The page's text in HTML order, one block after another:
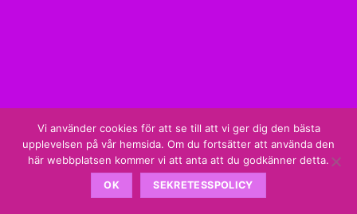
Vi använder cookies för att se till att vi ger dig den bästa
upplevelsen på vår hemsida. Om du fortsätter att använda den
här webbplatsen kommer vi att anta att du godkänner detta.
OK SEKRETESSPOLICY